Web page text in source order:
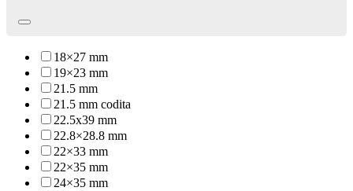
18×27 mm
19×23 mm
21.5 mm
21.5 mm codita
22.5x39 mm
22.8×28.8 mm
22×33 mm
22×35 mm
24×35 mm